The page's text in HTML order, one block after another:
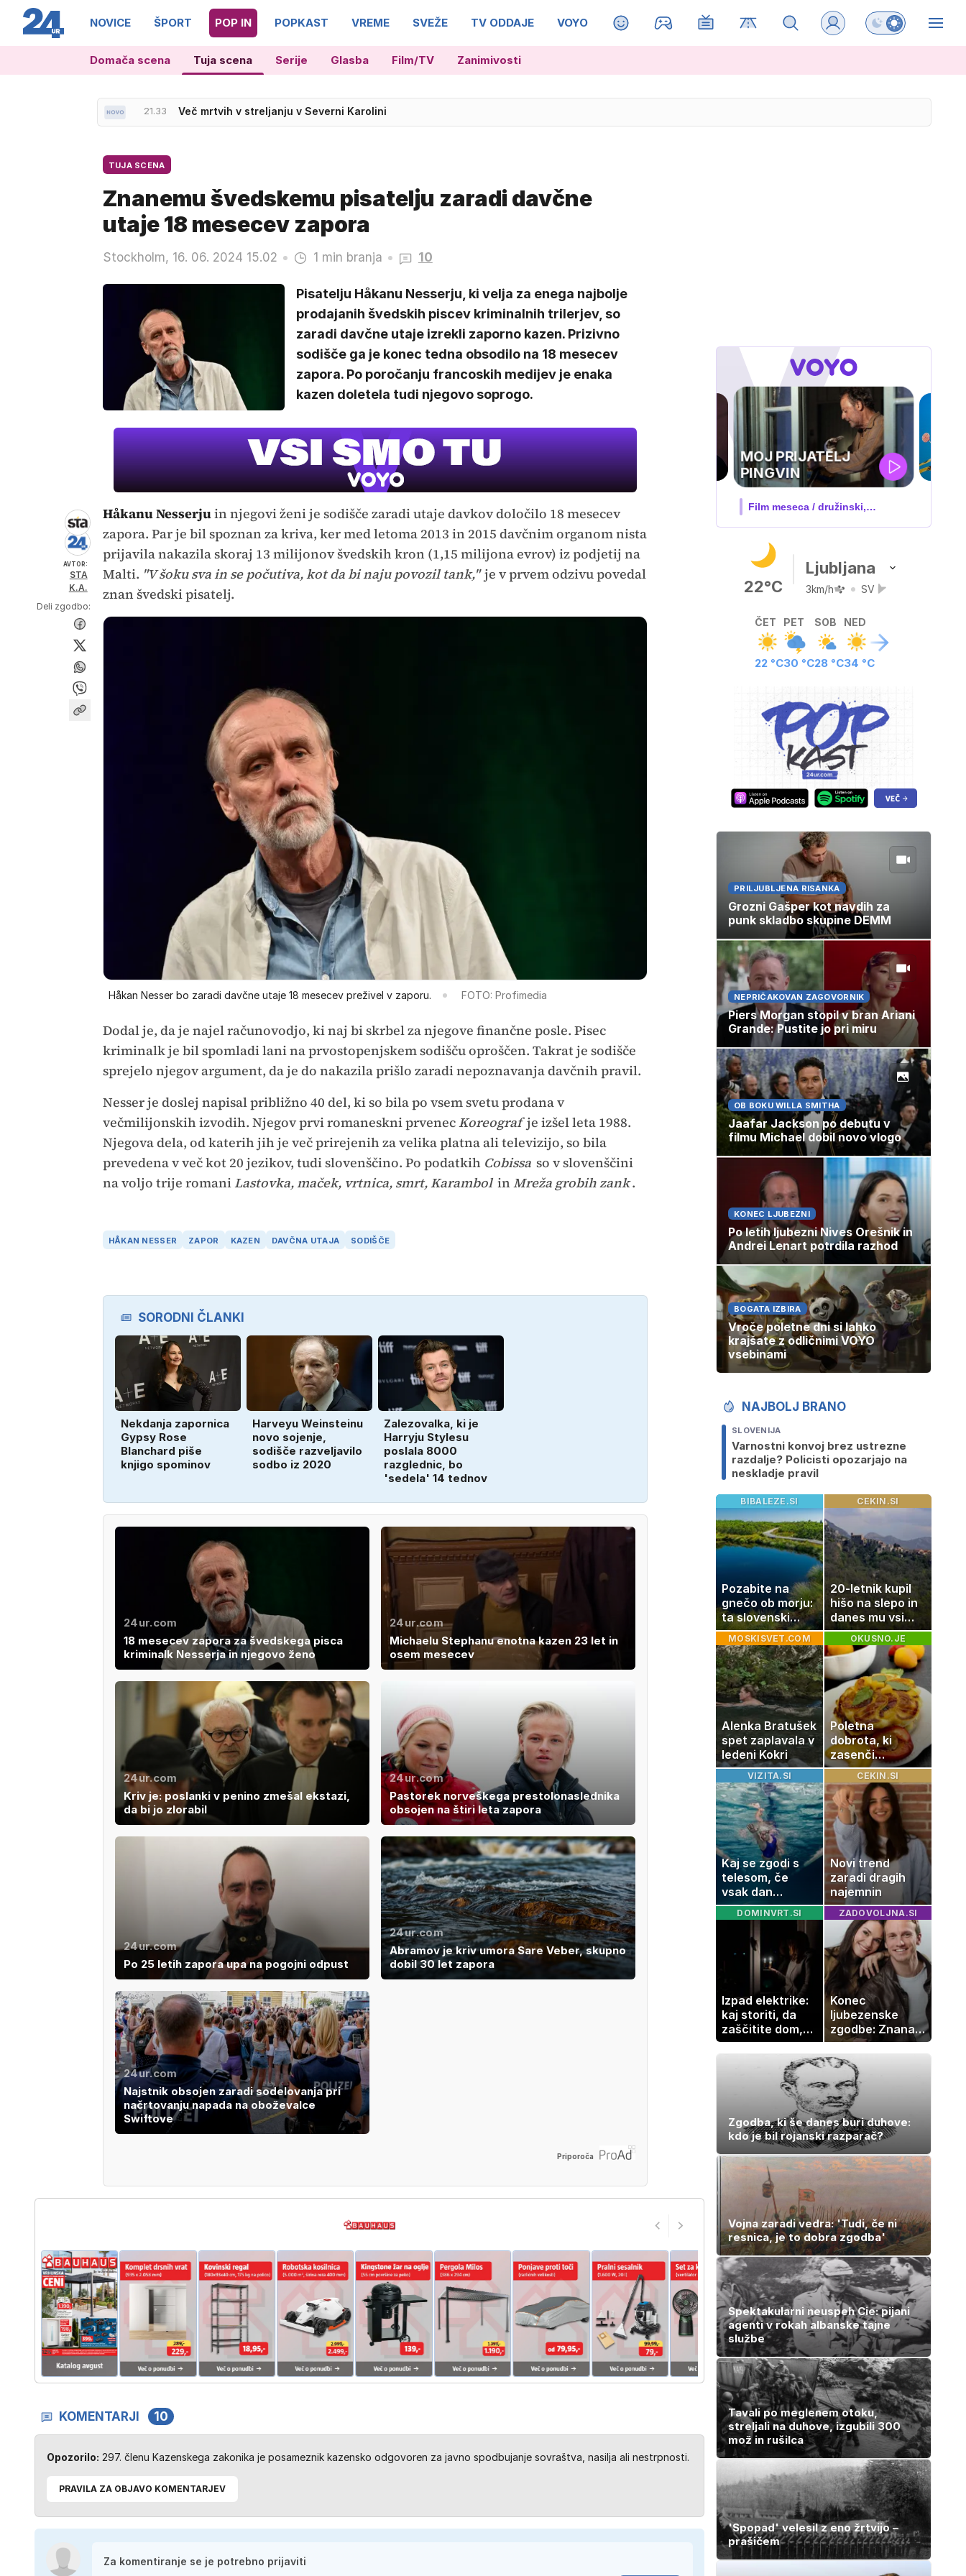
NOVICE ŠPORT POP IN POPKAST VREME SVEŽE TV ODDAJE VOYO MAGAZIN Preklopi barvni
Domača scena Tuja scena Serije Glasba Film/TV Zanimivosti
21.33 Več mrtvih v streljanju v Severni Karolini
TUJA SCENA
Znanemu švedskemu pisatelju zaradi davčne
utaje 18 mesecev zapora
Stockholm, 16. 06. 2024 15.02 1 min branja 10
Pisatelju Håkanu Nesserju, ki velja za enega najbolje
prodajanih švedskih piscev kriminalnih trilerjev, so
zaradi davčne utaje izrekli zaporno kazen. Prizivno
sodišče ga je konec tedna obsodilo na 18 mesecev
zapora. Po poročanju francoskih medijev je enaka
kazen doletela tudi njegovo soprogo.
AVTOR:
STA
K.A.
Deli zgodbo:
Håkanu Nesserjuin njegovi ženi je sodišče zaradi utaje davkov določilo 18 mesecev
zapora. Par je bil spoznan za kriva, ker med letoma 2013 in 2015 davčnim organom nista
prijavila nakazila skoraj 13 milijonov švedskih kron (1,15 milijona evrov) iz podjetij na
Malti. "V šoku sva in se počutiva, kot da bi naju povozil tank,"je v prvem odzivu povedal
znan švedski pisatelj.
Håkan Nesser bo zaradi davčne utaje 18 mesecev preživel v zaporu. FOTO: Profimedia
Dodal je, da je najel računovodjo, ki naj bi skrbel za njegove finančne posle. Pisec
kriminalk je bil spomladi lani na prvostopenjskem sodišču oproščen. Takrat je sodišče
sprejelo njegov argument, da je do nakazila prišlo zaradi nepoznavanja davčnih pravil.
Nesser je doslej napisal približno 40 del, ki so bila po vsem svetu prodana v
večmilijonskih izvodih. Njegov prvi romaneskni prvenecKoreografje izšel leta 1988.
Njegova dela, od katerih jih je več prirejenih za velika platna ali televizijo, so bila
prevedena v več kot 20 jezikov, tudi slovenščino. Po podatkih Cobissa so v slovenščini
na voljo trije romaniLastovka, maček, vrtnica, smrt, Karambol inMreža grobih zank.
HÅKAN NESSER ZAPOR KAZEN DAVČNA UTAJA SODIŠČE
SORODNI ČLANKI
Nekdanja zapornica
Gypsy Rose
Blanchard piše
knjigo spominov
Harveyu Weinsteinu
novo sojenje,
sodišče razveljavilo
sodbo iz 2020
Zalezovalka, ki je
Harryju Stylesu
poslala 8000
razglednic, bo
'sedela' 14 tednov
24ur.com
18 mesecev zapora za švedskega pisca
kriminalk Nesserja in njegovo ženo
24ur.com
Michaelu Stephanu enotna kazen 23 let in
osem mesecev
24ur.com
Kriv je: poslanki v penino zmešal ekstazi,
da bi jo zlorabil
24ur.com
Pastorek norveškega prestolonaslednika
obsojen na štiri leta zapora
24ur.com
Po 25 letih zapora upa na pogojni odpust
24ur.com
Abramov je kriv umora Sare Veber, skupno
dobil 30 let zapora
24ur.com
Najstnik obsojen zaradi sodelovanja pri
načrtovanju napada na oboževalce
Swiftove
Priporoča
KOMENTARJI 10
Opozorilo: 297. členu Kazenskega zakonika je posameznik kazensko odgovoren za javno spodbujanje sovraštva, nasilja ali nestrpnosti.
PRAVILA ZA OBJAVO KOMENTARJEV
IQ 160
Nova hrvaška serija
22°C
Ljubljana
3km/h SV
ČET
22 °C
PET
30 °C
SOB
28 °C
NED
34 °C
PRILJUBLJENA RISANKA
Grozni Gašper kot navdih za
punk skladbo skupine DEMM
NEPRIČAKOVAN ZAGOVORNIK
Piers Morgan stopil v bran Ariani
Grande: Pustite jo pri miru
OB BOKU WILLA SMITHA
Jaafar Jackson po debutu v
filmu Michael dobil novo vlogo
KONEC LJUBEZNI
Po letih ljubezni Nives Orešnik in
Andrei Lenart potrdila razhod
BOGATA IZBIRA
Vroče poletne dni si lahko
krajšate z odličnimi VOYO
vsebinami
NAJBOLJ BRANO
SLOVENIJA
Varnostni konvoj brez ustrezne
razdalje? Policisti opozarjajo na
neskladje pravil
BIBALEZE.SI
Pozabite na
gnečo ob morju:
ta slovenski
kotiček je pravi
raj za družine
CEKIN.SI
20-letnik kupil
hišo na slepo in
danes mu vsi
zavidajo
MOSKISVET.COM
Alenka Bratušek
spet zaplavala v
ledeni Kokri
OKUSNO.JE
Poletna
dobrota, ki
zasenči
navadne
palačinke
VIZITA.SI
Kaj se zgodi s
telesom, če
vsak dan
plavate 20
minut? Učinki, ki
jih morda ne
pričakujete
CEKIN.SI
Novi trend
zaradi dragih
najemnin
DOMINVRT.SI
Izpad elektrike:
kaj storiti, da
zaščitite dom,
hrano in
elektronske
ZADOVOLJNA.SI
Konec
ljubezenske
zgodbe: Znana
Slovenka
potrdila razhod
z dolgoletnim
partnerjem
Zgodba, ki še danes buri duhove:
kdo je bil rojanski razparač?
Vojna zaradi vedra: 'Tudi, če ni
resnica, je to dobra zgodba'
Spektakularni neuspeh Cie: pijani
agenti v rokah albanske tajne
službe
Tavali po meglenem otoku,
streljali na duhove, izgubili 300
mož in rušilca
'Spopad' velesil z eno žrtvijo –
prašičem